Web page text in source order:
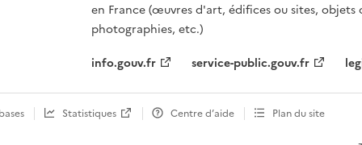
en France (œuvres d'art, édifices ou sites, objets
photographies, etc.)
info.gouv.fr
service-public.gouv.fr
Statistiques Centre d’aide Plan du site